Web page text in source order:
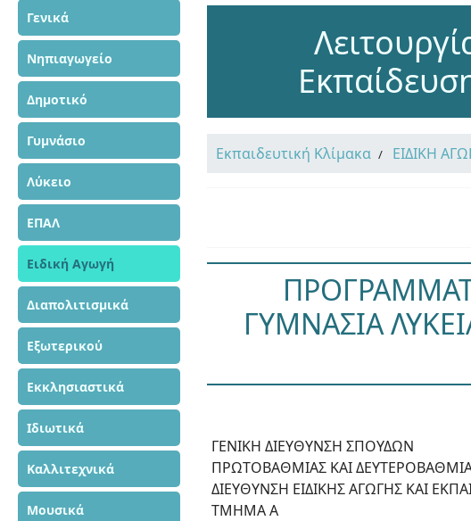
Γενικά
Νηπιαγωγείο
Δημοτικό
Γυμνάσιο
Λύκειο
ΕΠΑΛ
Ειδική Αγωγή
Διαπολιτισμικά
Εξωτερικού
Εκκλησιαστικά
Ιδιωτικά
Καλλιτεχνικά
Μουσικά
Εκπαιδευτική Κλίμακα ΕΙΔΙΚΗ
ΓΥΜΝΑΣΙΑ
ΓΕΝΙΚΗ ΔΙΕΥΘΥΝΣΗ ΣΠΟΥΔΩΝ
ΠΡΩΤΟΒΑΘΜΙΑΣ ΚΑΙ
ΔΙΕΥΘΥΝΣΗ ΕΙΔΙΚΗΣ ΑΓΩΓΗΣ ΚΑΙ
ΤΜΗΜΑ Α